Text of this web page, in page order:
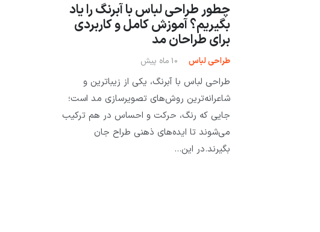
چطور طراحی لباس با آبرنگ را یاد
بگیریم؟ آموزش کامل و کاربردی
برای طراحان مد
طراحی لباس 10 ماه پیش
طراحی لباس با آبرنگ، یکی از زیباترین و
شاعرانه‌ترین روش‌های تصویرسازی مد است؛
جایی که رنگ، حرکت و احساس در هم ترکیب
می‌شوند تا ایده‌های ذهنی طراح جان
بگیرند.در این…